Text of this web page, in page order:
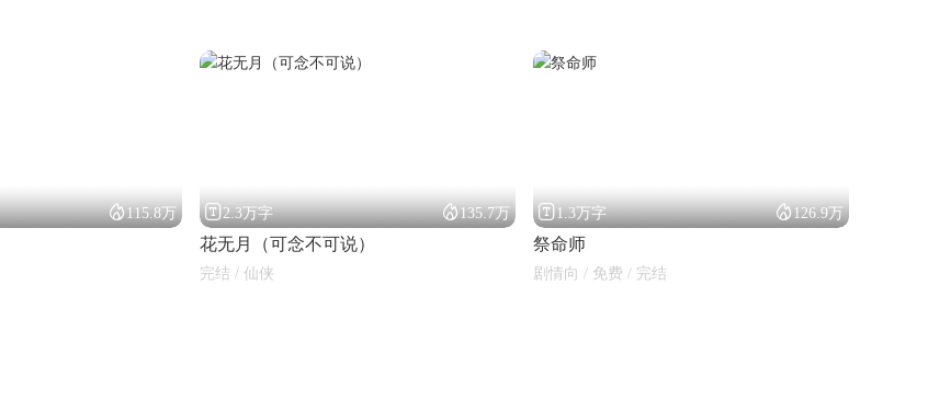
115.8万 2.3万字 135.7万
花无月（可念不可说）
完结 / 仙侠
1.3万字 126.9万
祭命师
剧情向 / 免费 / 完结